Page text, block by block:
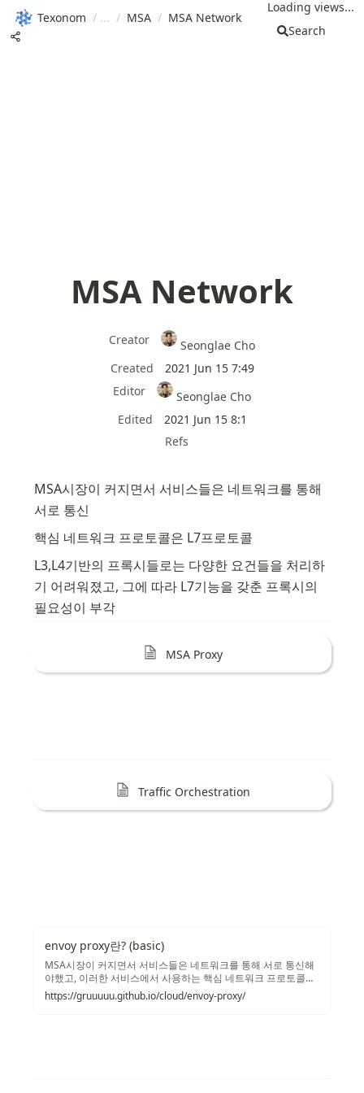
Texonom / / MSA / MSA Network
Loading views...
Search
MSA Network
Creator
Seonglae Cho
Created
2021 Jun 15 7:49
Editor
Seonglae Cho
Edited
2021 Jun 15 8:1
Refs
MSA시장이 커지면서 서비스들은 네트워크를 통해
서로 통신
핵심 네트워크 프로토콜은 L7프로토콜
L3,L4기반의 프록시들로는 다양한 요건들을 처리하
기 어려워졌고, 그에 따라 L7기능을 갖춘 프록시의
필요성이 부각
MSA Proxy
Traffic Orchestration
envoy proxy란? (basic)
MSA시장이 커지면서 서비스들은 네트워크를 통해 서로 통신해
야했고, 이러한 서비스에서 사용하는 핵심 네트워크 프로토콜은
HTTP, HTTP/2, gRPC, Kafka, MongoDB 등의 L7프로토콜입니
다. L3,L4기반의 프록시들로는 다양한 요건들을 처리하기 어려
https://gruuuuu.github.io/cloud/envoy-proxy/